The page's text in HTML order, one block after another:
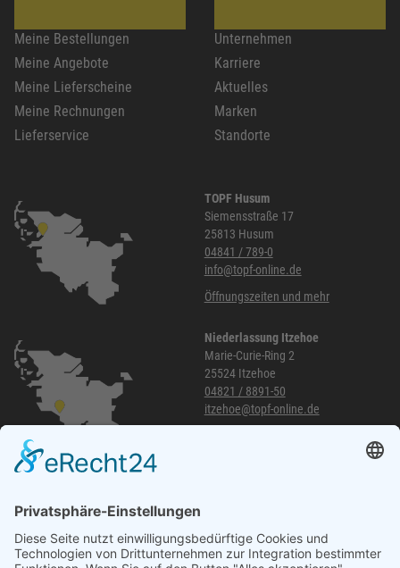
Meine Bestellungen
Meine Angebote
Meine Lieferscheine
Meine Rechnungen
Lieferservice
Unternehmen
Karriere
Aktuelles
Marken
Standorte
TOPF Husum
Siemensstraße 17
25813 Husum
04841 / 789-0
info@topf-online.de
Öffnungszeiten und mehr
Niederlassung Itzehoe
Marie-Curie-Ring 2
25524 Itzehoe
04821 / 8891-50
itzehoe@topf-online.de
040 / 21 04 04 04-04
glinde@topf-online.de